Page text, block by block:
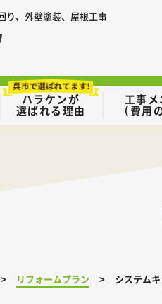
り、外壁塗装、屋根工事
ハラケンが
選ばれる理由
工事メ
（費用
リフォームプラン システム